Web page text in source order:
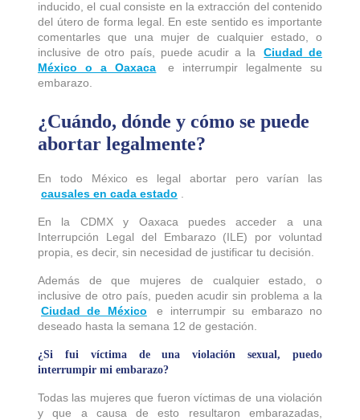
inducido, el cual consiste en la extracción del contenido
del útero de forma legal. En este sentido es importante
comentarles que una mujer de cualquier estado, o
inclusive de otro país, puede acudir a la
Ciudad de
México o a Oaxaca
e interrumpir legalmente su
embarazo.
¿Cuándo, dónde y cómo se puede
abortar legalmente?
En todo México es legal abortar pero varían las
causales en cada estado
En la CDMX y Oaxaca puedes acceder a una
Interrupción Legal del Embarazo (ILE) por voluntad
propia, es decir, sin necesidad de justificar tu decisión.
Además de que mujeres de cualquier estado, o
inclusive de otro país, pueden acudir sin problema a la
Ciudad de México
e interrumpir su embarazo no
deseado hasta la semana 12 de gestación.
¿Si fui víctima de una violación sexual, puedo
interrumpir mi embarazo?
Todas las mujeres que fueron víctimas de una violación
y que a causa de esto resultaron embarazadas,